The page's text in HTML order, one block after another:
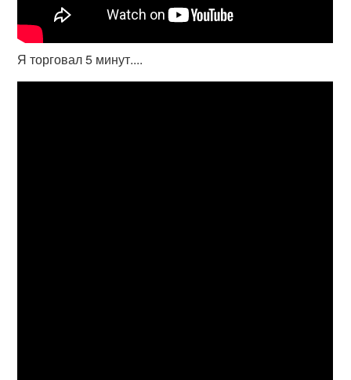
Я торговал 5 минут....